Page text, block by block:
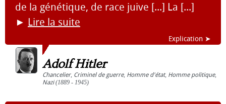
de la génétique, de race juive [...] La [...]
► Lire la suite
Explication ➤
Adolf Hitler
Chancelier, Criminel de guerre, Homme d'état, Homme politique,
Nazi(1889 - 1945)